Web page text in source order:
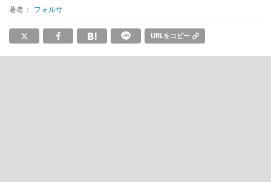
著者： フォルサ
URLをコピー